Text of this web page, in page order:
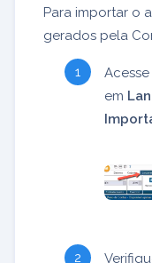
Para importar o
gerados pela
em